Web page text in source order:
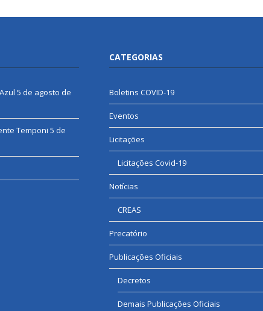
5 de agosto de
Temponi 5 de
CATEGORIAS
Boletins COVID-19
Eventos
Licitações
Licitações Covid-19
Notícias
CREAS
Precatório
Publicações Oficiais
Decretos
Demais Publicações Oficiais